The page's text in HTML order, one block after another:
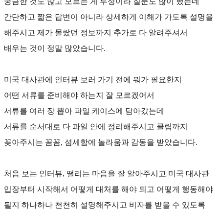
간단하고 짧은 답변이 아니라 상세하게 이해가 가도록 설명을
해주시고 제가 몰랐던 정보까지 추가로 다 알려주셔서
배우는 것이 정말 많았습니다.
미국 대사관에 인터뷰 보러 가기 전에 뭐가 필요한지
어떤 서류를 준비해야 하는지 잘 모르겠어서
서류를 여러 장 뽑아 파일 케이스에 담아갔는데
서류를 순서대로 다 파일 안에 정리해주시고 클립까지
꽂아주시는 꼼꼼, 섬세함에 놀라움과 감동을 받았습니다.
처음 보는 인터뷰, 떨리는 마음을 잘 알아주시고 미국 대사관
입장부터 시작해서 어떻게 대처를 해야 되고 어떻게 행동해야
될지 하나하나 천천히 설명해주시고 비자를 받을 수 있도록